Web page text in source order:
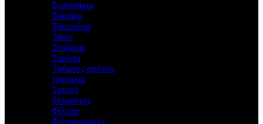
Σωληνάκια
Τακάκια
Ταμπούρα
Τάπες
Τεπόζιτα
Τιμόνια
Τρόμπες φρένου
τροχαλια
Τροχοί
Τσιμούχες
Φίλτρα
Φιλτροχωάνες